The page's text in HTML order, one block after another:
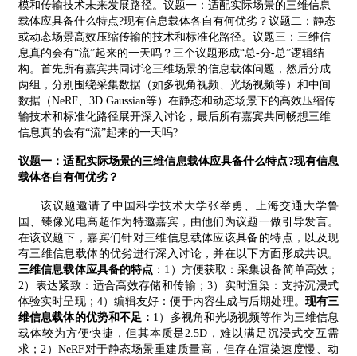
模和传输技术未来发展路径。议题一： 适配实际场景的三维信息
载体应具备什么特点?现有信息载体各自有何优劣？ 议题二：静态
或动态场景高效压缩传输的技术和标准化路径。议题三：三维信
息真的会有“流”起来的一天吗？三个议题形成“总-分-总”逻辑结
构。首先所有嘉宾共同讨论三维场景的信息载体问题，然后分成
两组，分别围绕采集数据（如多视角视频、光场视频等）和中间
数据（NeRF、 3D Gaussian等）在静态和动态场景下的高效压缩传
输技术和标准化路径展开深入讨论，最后所有嘉宾共同畅想三维
信息真的会有“流”起来的一天吗?
议题一：适配实际场景的三维信息载体应具备什么特点?现有信息
载体各自有何优劣？
该议题邀请了中国科学技术大学张举勇、上海交通大学鲁
国、臻像光电高超作为特邀嘉宾，由他们为议题一做引导发言。
在该议题下，嘉宾们针对三维信息载体应该具备的特点，以及现
有三维信息载体的优劣进行深入讨论，并在以下方面形成共识。
三维信息载体应具备的特点 ： 1 ）方便获取：采集设备简单高效；
2）表达紧致：适合高效存储和传输； 3）实时渲染：支持沉浸式
体验实时呈现； 4）编辑友好：便于内容生成与后期处理。 现有三
维信息载体的优势和不足： 1 ）多视角和光场视频等作为三维信息
载体较为方便快捷，但其本质是2.5D ，难以满足沉浸式交互需
求；2 ）NeRF对于静态场景重建质量高，但存在渲染速度慢、动